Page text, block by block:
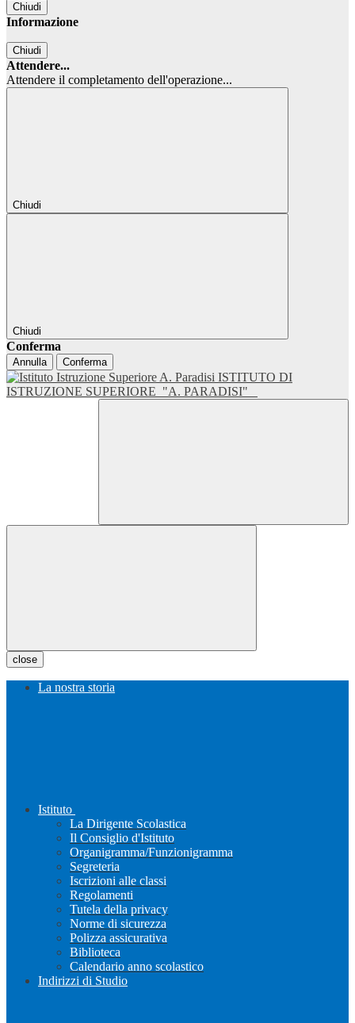
Chiudi
Informazione
Chiudi
Attendere...
Attendere il completamento dell'operazione...
Chiudi
Chiudi
Conferma
Annulla Conferma
ISTITUTO DI
ISTRUZIONE SUPERIORE "A. PARADISI"
close
La nostra storia
Istituto
La Dirigente Scolastica
Il Consiglio d'Istituto
Organigramma/Funzionigramma
Segreteria
Iscrizioni alle classi
Regolamenti
Tutela della privacy
Norme di sicurezza
Polizza assicurativa
Biblioteca
Calendario anno scolastico
Indirizzi di Studio